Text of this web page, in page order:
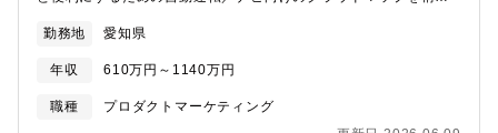
連携し，次世代のマップ技術を構築します。ソフトウェア開発で
ありながら、実車と接続した機能開発を行う事で、自分のアイデ
アで形作る未来のクルマを実感しながら進めることが出来ます。
新しいことにチャレンジできます。【業務のやりがい】・最先端
勤務地 愛知県
年収 610万円～1140万円
職種
プロダクトマーケティング